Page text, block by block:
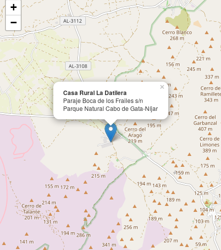
Casa Rural La Datilera
Paraje Boca de los Frailes s/n
Parque Natural Cabo de Gata-Níjar
×
+
−